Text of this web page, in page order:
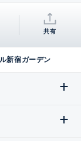
共有
新宿ガーデン